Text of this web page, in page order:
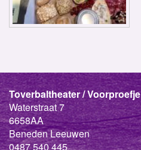
Toverbaltheater / Voorproefje
Waterstraat 7
6658AA
Beneden Leeuwen
0487 540 445